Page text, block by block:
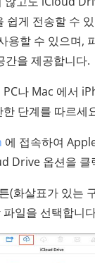
쉽게 전송할 수
용할 수 있으며,
간을 제공합니다.
나 Mac 에서
단계를 따르세
에 접속하여
Drive 옵션을 클
(화살표가 있는
일을 선택합니